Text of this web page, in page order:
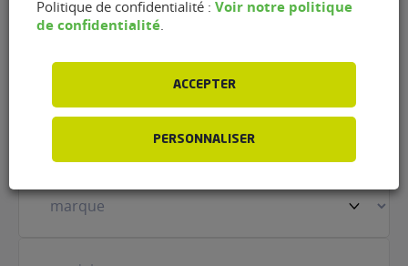
Nom(Nécessaire)
Prénom(Nécessaire)
véhicule(Nécessaire)
Politique de confidentialité : Voir notre politique
de confidentialité
ACCEPTER
PERSONNALISER